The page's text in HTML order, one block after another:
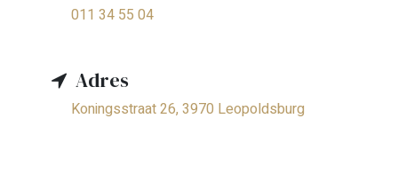
011 34 55 04
Adres
Koningsstraat 26, 3970 Leopoldsburg